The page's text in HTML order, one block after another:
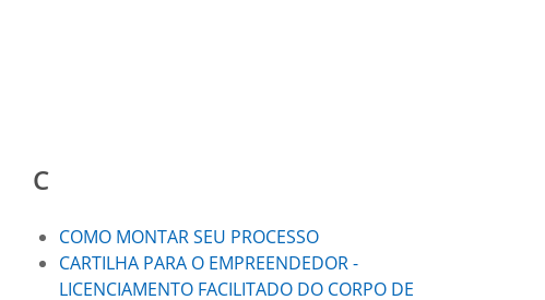
C
COMO MONTAR SEU PROCESSO
CARTILHA PARA O EMPREENDEDOR -
LICENCIAMENTO FACILITADO DO CORPO DE